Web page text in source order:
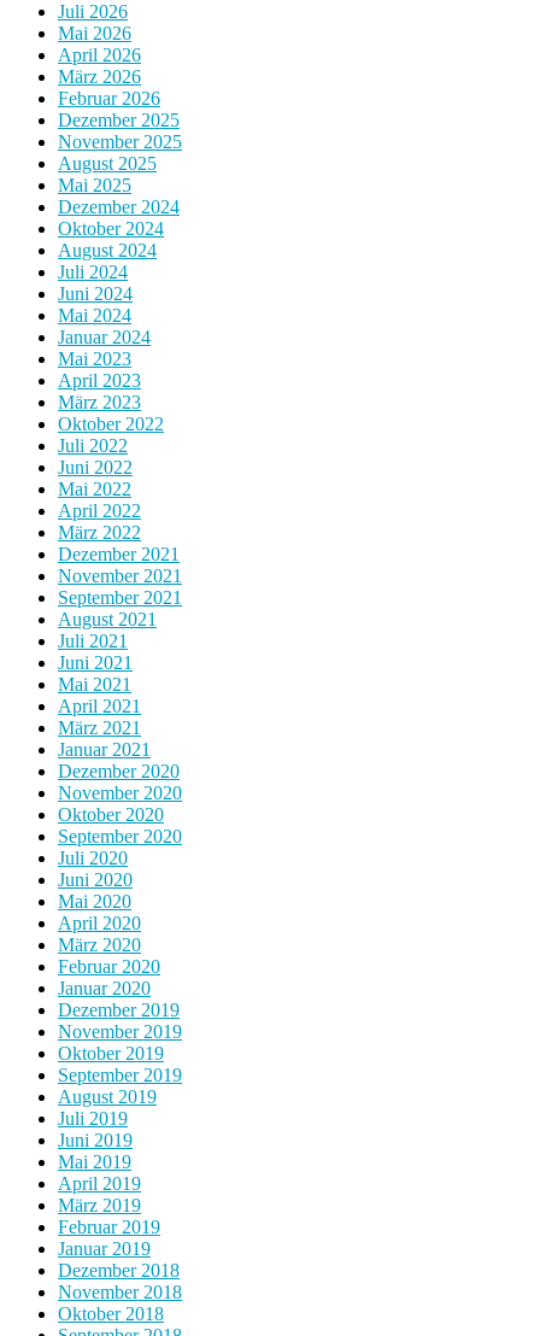
Juli 2026
Mai 2026
April 2026
März 2026
Februar 2026
Dezember 2025
November 2025
August 2025
Mai 2025
Dezember 2024
Oktober 2024
August 2024
Juli 2024
Juni 2024
Mai 2024
Januar 2024
Mai 2023
April 2023
März 2023
Oktober 2022
Juli 2022
Juni 2022
Mai 2022
April 2022
März 2022
Dezember 2021
November 2021
September 2021
August 2021
Juli 2021
Juni 2021
Mai 2021
April 2021
März 2021
Januar 2021
Dezember 2020
November 2020
Oktober 2020
September 2020
Juli 2020
Juni 2020
Mai 2020
April 2020
März 2020
Februar 2020
Januar 2020
Dezember 2019
November 2019
Oktober 2019
September 2019
August 2019
Juli 2019
Juni 2019
Mai 2019
April 2019
März 2019
Februar 2019
Januar 2019
Dezember 2018
November 2018
Oktober 2018